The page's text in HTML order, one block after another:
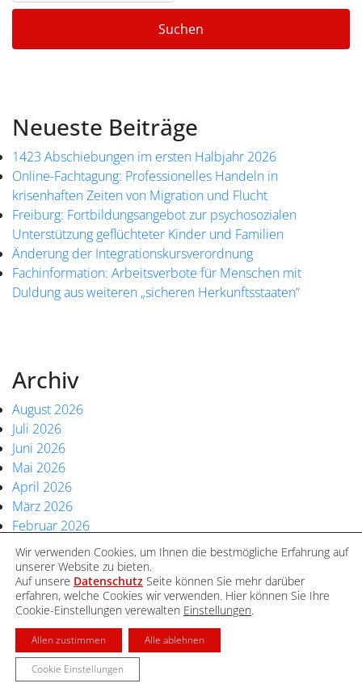
Neueste Beiträge
1423 Abschiebungen im ersten Halbjahr 2026
Online-Fachtagung: Professionelles Handeln in
krisenhaften Zeiten von Migration und Flucht
Freiburg: Fortbildungsangebot zur psychosozialen
Unterstützung geflüchteter Kinder und Familien
Änderung der Integrationskursverordnung
Fachinformation: Arbeitsverbote für Menschen mit
Duldung aus weiteren „sicheren Herkunftsstaaten“
Archiv
August 2026
Juli 2026
Juni 2026
Mai 2026
April 2026
März 2026
Februar 2026
Januar 2026
Dezember 2025
November 2025
Oktober 2025
September 2025
August 2025
Juli 2025
Juni 2025
Wir verwenden Cookies, um Ihnen die bestmögliche Erfahrung auf
unserer Website zu bieten.
Auf unsere Datenschutz Seite können Sie mehr darüber
erfahren, welche Cookies wir verwenden. Hier können Sie Ihre
Cookie-Einstellungen verewalten Einstellungen.
Allen zustimmen Alle ablehnen
Cookie Einstellungen